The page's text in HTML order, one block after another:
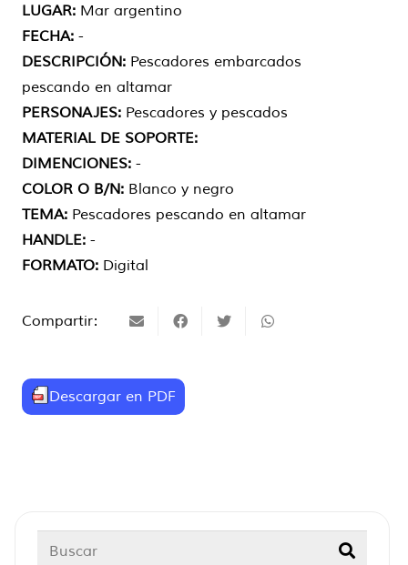
LUGAR: Mar argentino
FECHA: -
DESCRIPCIÓN: Pescadores embarcados
pescando en altamar
PERSONAJES: Pescadores y pescados
MATERIAL DE SOPORTE:
DIMENCIONES: -
COLOR O B/N: Blanco y negro
TEMA: Pescadores pescando en altamar
HANDLE: -
FORMATO: Digital
Compartir:
Descargar en PDF